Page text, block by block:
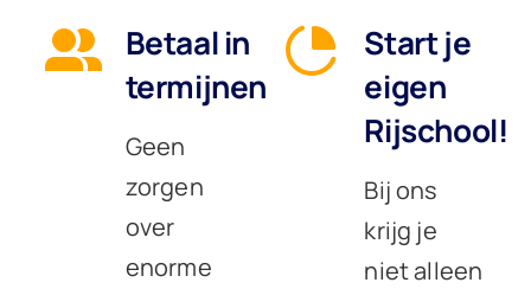
Betaal in
termijnen
Geen
zorgen
over
enorme
Start je
eigen
Rijschool!
Bij ons
krijg je
niet alleen